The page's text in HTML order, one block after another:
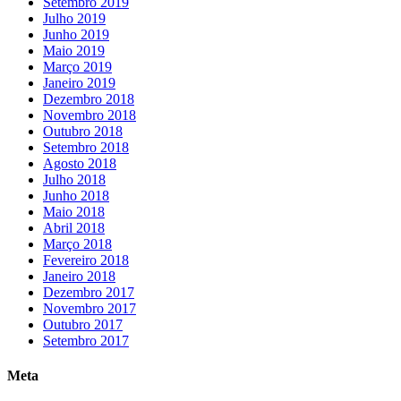
Julho 2019
Junho 2019
Maio 2019
Março 2019
Janeiro 2019
Dezembro 2018
Novembro 2018
Outubro 2018
Setembro 2018
Agosto 2018
Julho 2018
Junho 2018
Maio 2018
Abril 2018
Março 2018
Fevereiro 2018
Janeiro 2018
Dezembro 2017
Novembro 2017
Outubro 2017
Setembro 2017
Meta